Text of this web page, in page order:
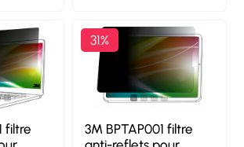
filtre
31%
3M BPTAP001 filtre